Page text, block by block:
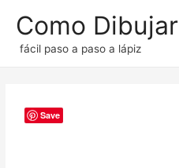
Como Dibujar
fácil paso a paso a lápiz
Save